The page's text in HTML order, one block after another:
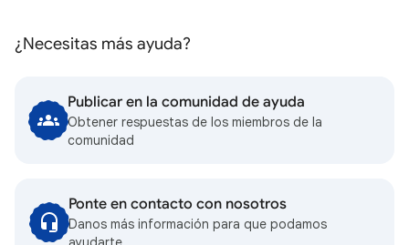
¿Necesitas más ayuda?
Publicar en la comunidad de ayuda
Obtener respuestas de los miembros de la
comunidad
Ponte en contacto con nosotros
Danos más información para que podamos